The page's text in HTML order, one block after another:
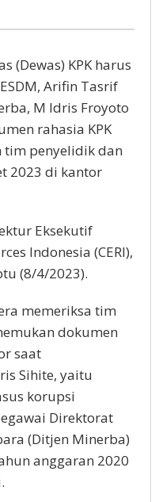
(Dewas) KPK harus
Arifin Tasrif
M Idris Froyoto
rahasia KPK
tim penyelidik dan
2023 di kantor
Eksekutif
Indonesia (CERI),
(8/4/2023).
memeriksa tim
dokumen
saat
Sihite, yaitu
korupsi
Direktorat
(Ditjen Minerba)
anggaran 2020